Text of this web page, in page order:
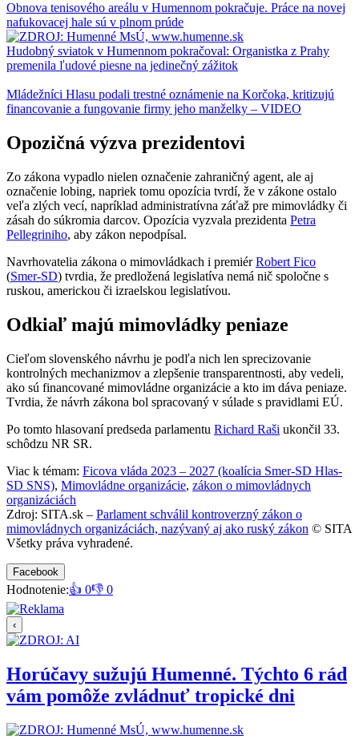
Obnova tenisového areálu v Humennom pokračuje. Práce na novej
nafukovacej hale sú v plnom prúde
Hudobný sviatok v Humennom pokračoval: Organistka z Prahy
premenila ľudové piesne na jedinečný zážitok
Mládežníci Hlasu podali trestné oznámenie na Korčoka, kritizujú
financovanie a fungovanie firmy jeho manželky – VIDEO
Opozičná výzva prezidentovi
Zo zákona vypadlo nielen označenie zahraničný agent, ale aj
označenie lobing, napriek tomu opozícia tvrdí, že v zákone ostalo
veľa zlých vecí, napríklad administratívna záťaž pre mimovládky či
zásah do súkromia darcov. Opozícia vyzvala prezidenta Petra
Pellegriniho, aby zákon nepodpísal.
Navrhovatelia zákona o mimovládkach i premiérRobert Fico
(Smer-SD) tvrdia, že predložená legislatíva nemá nič spoločne s
ruskou, americkou či izraelskou legislatívou.
Odkiaľ majú mimovládky peniaze
Cieľom slovenského návrhu je podľa nich len sprecizovanie
kontrolných mechanizmov a zlepšenie transparentnosti, aby vedeli,
ako sú financované mimovládne organizácie a kto im dáva peniaze.
Tvrdia, že návrh zákona bol spracovaný v súlade s pravidlami EÚ.
Po tomto hlasovaní predseda parlamentu Richard Raši ukončil 33.
schôdzu NR SR.
Viac k témam: Ficova vláda 2023 – 2027 (koalícia Smer-SD Hlas-
SD SNS), Mimovládne organizácie, zákon o mimovládnych
organizáciách
Zdroj: SITA.sk – Parlament schválil kontroverzný zákon o
mimovládnych organizáciách, nazývaný aj ako ruský zákon © SITA
Všetky práva vyhradené.
Facebook
Hodnotenie:👍 0👎 0
‹
Horúčavy sužujú Humenné. Týchto 6 rád
vám pomôže zvládnuť tropické dni